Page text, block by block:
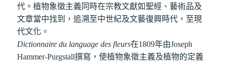
代。植物象徵主義同時在宗教文獻如聖經、藝術品及
文章當中找到，追溯至中世紀及文藝復興時代，至現
代文化。
Dictionnaire du language des fleurs在1809年由Joseph
Hammer-Purgstall撰寫，使植物象徵主義及植物的定義